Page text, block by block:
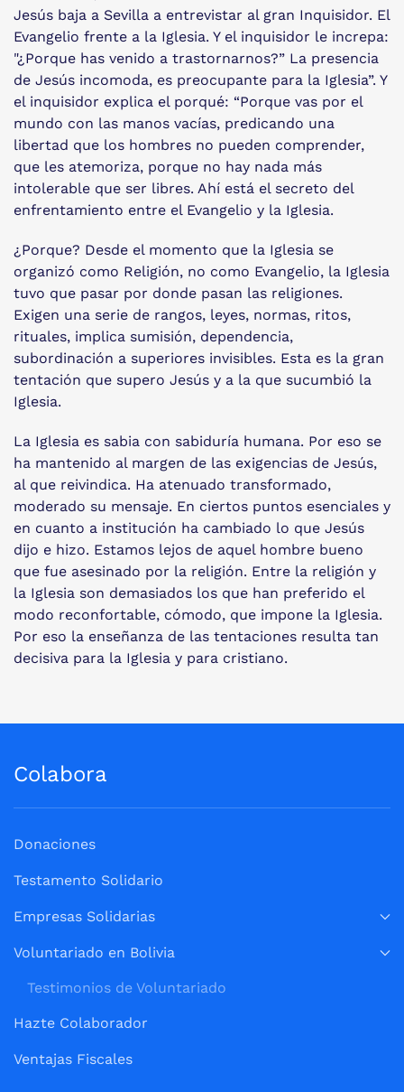
Jesús baja a Sevilla a entrevistar al gran Inquisidor. El
Evangelio frente a la Iglesia. Y el inquisidor le increpa:
"¿Porque has venido a trastornarnos?” La presencia
de Jesús incomoda, es preocupante para la Iglesia”. Y
el inquisidor explica el porqué: “Porque vas por el
mundo con las manos vacías, predicando una
libertad que los hombres no pueden comprender,
que les atemoriza, porque no hay nada más
intolerable que ser libres. Ahí está el secreto del
enfrentamiento entre el Evangelio y la Iglesia.
¿Porque? Desde el momento que la Iglesia se
organizó como Religión, no como Evangelio, la Iglesia
tuvo que pasar por donde pasan las religiones.
Exigen una serie de rangos, leyes, normas, ritos,
rituales, implica sumisión, dependencia,
subordinación a superiores invisibles. Esta es la gran
tentación que supero Jesús y a la que sucumbió la
Iglesia.
La Iglesia es sabia con sabiduría humana. Por eso se
ha mantenido al margen de las exigencias de Jesús,
al que reivindica. Ha atenuado transformado,
moderado su mensaje. En ciertos puntos esenciales y
en cuanto a institución ha cambiado lo que Jesús
dijo e hizo. Estamos lejos de aquel hombre bueno
que fue asesinado por la religión. Entre la religión y
la Iglesia son demasiados los que han preferido el
modo reconfortable, cómodo, que impone la Iglesia.
Por eso la enseñanza de las tentaciones resulta tan
decisiva para la Iglesia y para cristiano.
Colabora
Donaciones
Testamento Solidario
Empresas Solidarias
Voluntariado en Bolivia
Testimonios de Voluntariado
Hazte Colaborador
Ventajas Fiscales